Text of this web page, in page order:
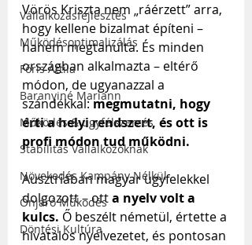
Vállalkozásfejlesztés
Működésoptimalizálás
Fóris Attila
Baranyiné Mariann
Működés & ügyfélszerzés
Stabilitás Vállalkozóknak
Növekedés Kampány Nélkül
Önjáró Működés
Döntési Kultúra
Vörös Kriszta nem „ráérzett” arra,
hogy kellene bizalmat építeni –
hanem megtanulta. És minden
országban alkalmazta – eltérő
módon, de ugyanazzal a
szándékkal: megmutatni, hogy
érti a helyi rendszert, és ott is
profi módon tud működni.
Ausztriában magyar ügyfelekkel
dolgozott – ott a nyelv volt a
kulcs. Ő beszélt németül, értette a
hivatalos nyelvezetet, és pontosan